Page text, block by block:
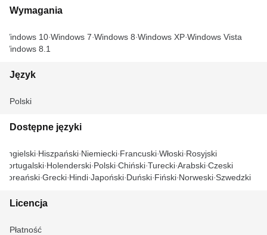
Wymagania
Windows 10 Windows 7 Windows 8 Windows XP Windows Vista
Windows 8.1
Język
Polski
Dostępne języki
Angielski Hiszpański Niemiecki Francuski Włoski Rosyjski
Portugalski Holenderski Polski Chiński Turecki Arabski Czeski
Koreański Grecki Hindi Japoński Duński Fiński Norweski Szwedzki
Licencja
Płatność